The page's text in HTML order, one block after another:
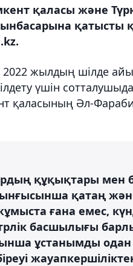
қаласы және
қатысты
2022 жылдың шілде
үшін
қаласының Әл-
құқықтары мен
қатаң
ғана емес,
басшылығы
ұстанымды одан